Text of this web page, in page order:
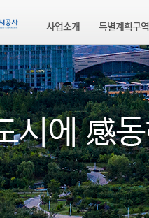
사업소개 특별계획구역